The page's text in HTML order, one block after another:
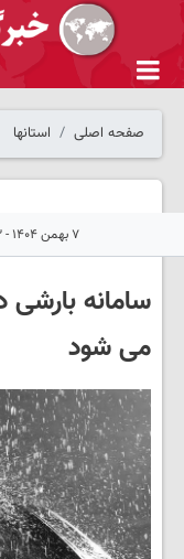
صفحه اصلی استانها
۷ بهمن ۱۴۰۴ - ۱۸:۳۳
می شود